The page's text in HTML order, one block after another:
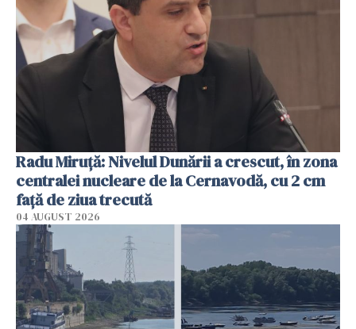
Radu Miruţă: Nivelul Dunării a crescut, în zona
centralei nucleare de la Cernavodă, cu 2 cm
faţă de ziua trecută
04 AUGUST 2026